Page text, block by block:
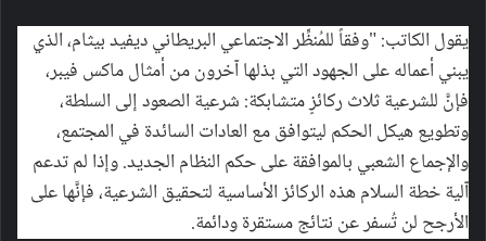
يقول الكاتب: "وفقاً للمُنظِّر الاجتماعي البريطاني ديفيد بيثام، الذي
يبني أعماله على الجهود التي بذلها آخرون من أمثال ماكس فيبر،
فإنَّ للشرعية ثلاث ركائزٍ متشابكة: شرعية الصعود إلى السلطة،
وتطويع هيكل الحكم ليتوافق مع العادات السائدة في المجتمع،
والإجماع الشعبي بالموافقة على حكم النظام الجديد. وإذا لم تدعم
آلية خطة السلام هذه الركائز الأساسية لتحقيق الشرعية، فإنَّها على
الأرجح لن تُسفر عن نتائج مستقرة ودائمة.